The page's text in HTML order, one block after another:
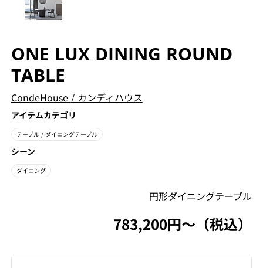
ONE LUX DINING ROUND
TABLE
CondeHouse / カンディハウス
アイテムカテゴリ
テーブル / ダイニングテーブル
シーン
ダイニング
円形ダイニングテーブル
783,200円〜（税込）